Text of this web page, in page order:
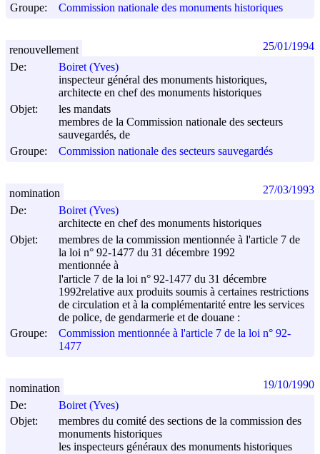
Groupe:
Commission nationale des monuments historiques
De:
Boiret (Yves)
inspecteur général des monuments historiques,
architecte en chef des monuments historiques
Objet:
les mandats
membres de la Commission nationale des secteurs
sauvegardés, de
Groupe:
Commission nationale des secteurs sauvegardés
renouvellement 25/01/1994
De:
Boiret (Yves)
architecte en chef des monuments historiques
Objet:
membres de la commission mentionnée à l'article 7 de
la loi n° 92-1477 du 31 décembre 1992
mentionnée à
l'article 7 de la loi n° 92-1477 du 31 décembre
1992relative aux produits soumis à certaines restrictions
de circulation et à la complémentarité entre les services
de police, de gendarmerie et de douane :
Groupe:
Commission mentionnée à l'article 7 de la loi n° 92-
1477
nomination 27/03/1993
De:
Boiret (Yves)
Objet:
membres du comité des sections de la commission des
monuments historiques
les inspecteurs généraux des monuments historiques
nomination 19/10/1990